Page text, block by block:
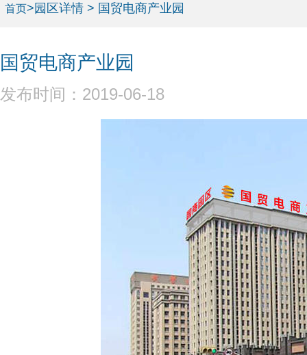
首页>园区详情 > 国贸电商产业园
国贸电商产业园
发布时间：2019-06-18